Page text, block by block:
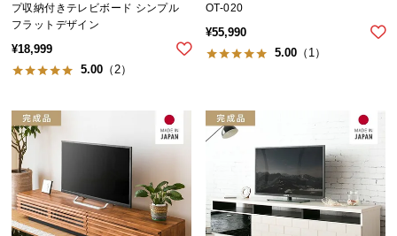
デ
ィ
ネ
ー
か
ら
探
す
プ収納付きテレビボード シンプル
フラットデザイン
¥18,999
5.00 （2）
OT-020
¥55,990
5.00 （1）